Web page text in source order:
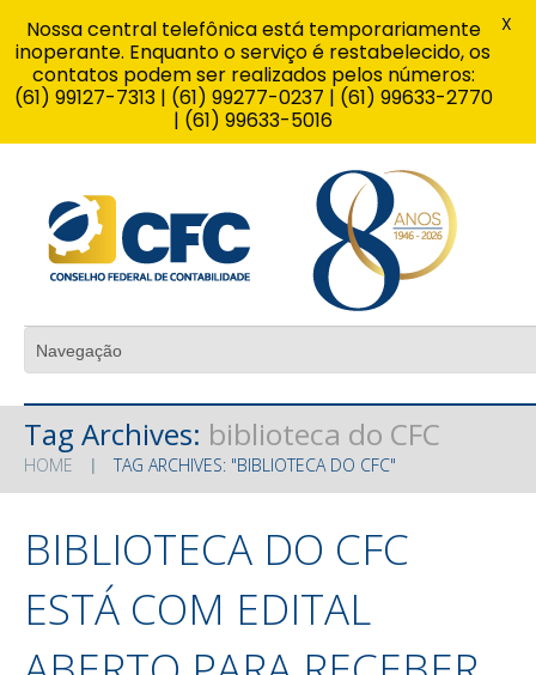
Tag Archives: biblioteca do CFC
HOME TAG ARCHIVES: "BIBLIOTECA DO CFC"
BIBLIOTECA DO CFC
ESTÁ COM EDITAL
Nossa central telefônica está temporariamente
inoperante. Enquanto o serviço é restabelecido, os
contatos podem ser realizados pelos números:
(61) 99127-7313 | (61) 99277-0237 | (61) 99633-2770
| (61) 99633-5016
X